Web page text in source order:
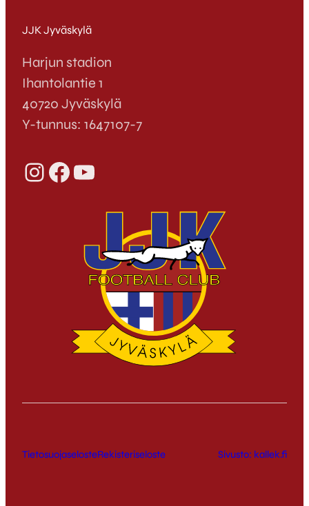
JJK Jyväskylä
Harjun stadion
Ihantolantie 1
40720 Jyväskylä
Y-tunnus: 1647107-7
InstagramFacebook YouTube
TietosuojaselosteRekisteriseloste Sivusto: kallek.fi